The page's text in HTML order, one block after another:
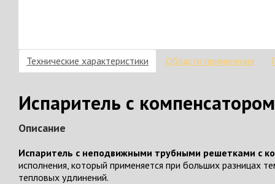
Технические характеристики Области применения
Испаритель с
Описание
Испаритель с неподвижными трубными решетками с
исполнения, который применяется при больших разницах
тепловых удлинений.